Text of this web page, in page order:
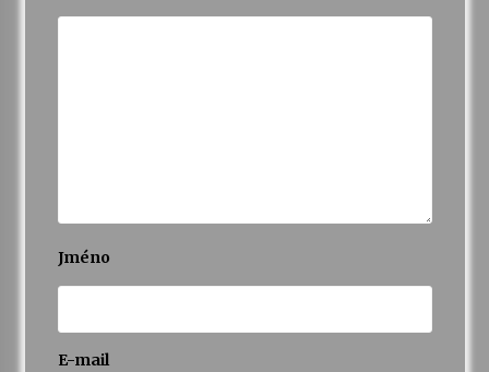
Jméno
E-mail